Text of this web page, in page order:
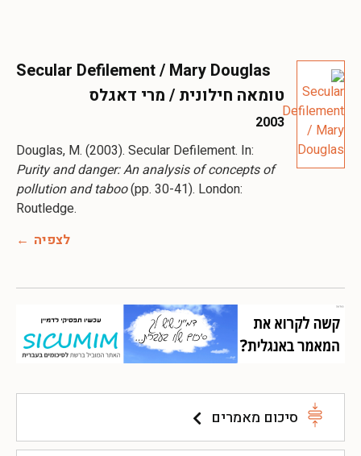
סיכום מאמרים
Secular Defilement / Mary Douglas
טומאה חילונית / מרי דאגלס
2003
Douglas, M. (2003). Secular Defilement. In:
Purity and danger: An analysis of concepts of
pollution and taboo(pp. 30-41). London:
Routledge.
לצפיה